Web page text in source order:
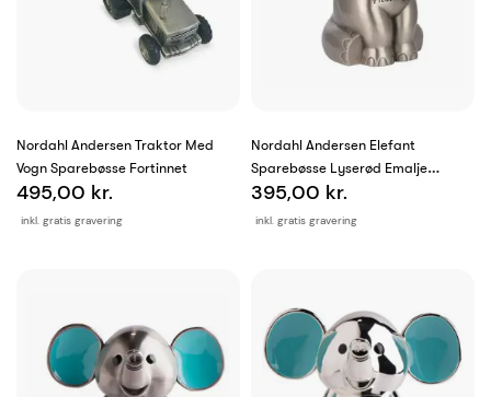
Nordahl Andersen Traktor Med
Vogn Sparebøsse Fortinnet
inkl. gratis gravering
495,00 kr.
Nordahl Andersen Elefant
Sparebøsse Lyserød Emalje
Fortinnet
inkl. gratis gravering
395,00 kr.